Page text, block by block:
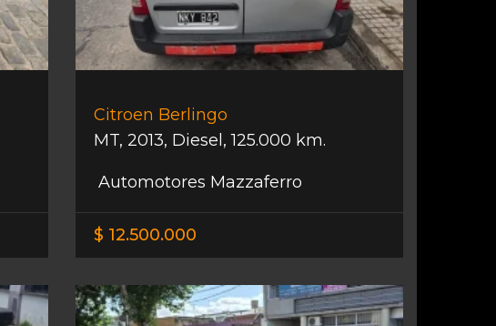
Citroen Berlingo
MT, 2013, Diesel ,125.000 km.
Automotores Mazzaferro
$ 12.500.000